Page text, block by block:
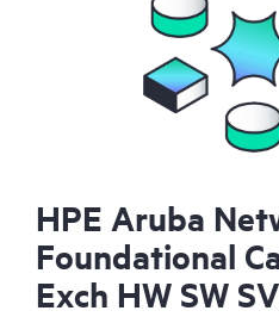
HPE Aruba
Foundational
Exch HW SW